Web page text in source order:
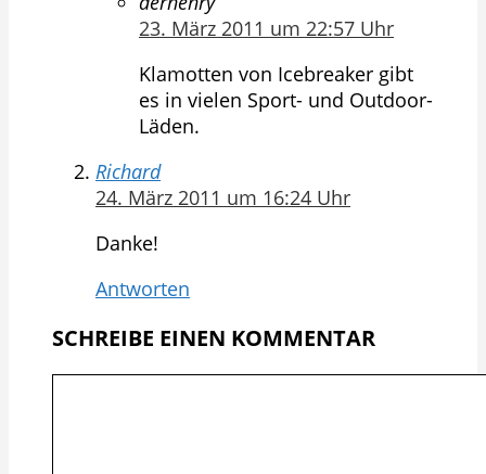
23. März 2011 um 22:57 Uhr
Klamotten von Icebreaker gibt
es in vielen Sport- und Outdoor-
Läden.
Richard
24. März 2011 um 16:24 Uhr
Danke!
Antworten
SCHREIBE EINEN KOMMENTAR